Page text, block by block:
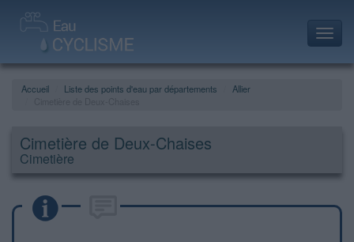
Accueil Liste des points d'eau par départements
Allier
Cimetière de Deux-Chaises
Cimetière